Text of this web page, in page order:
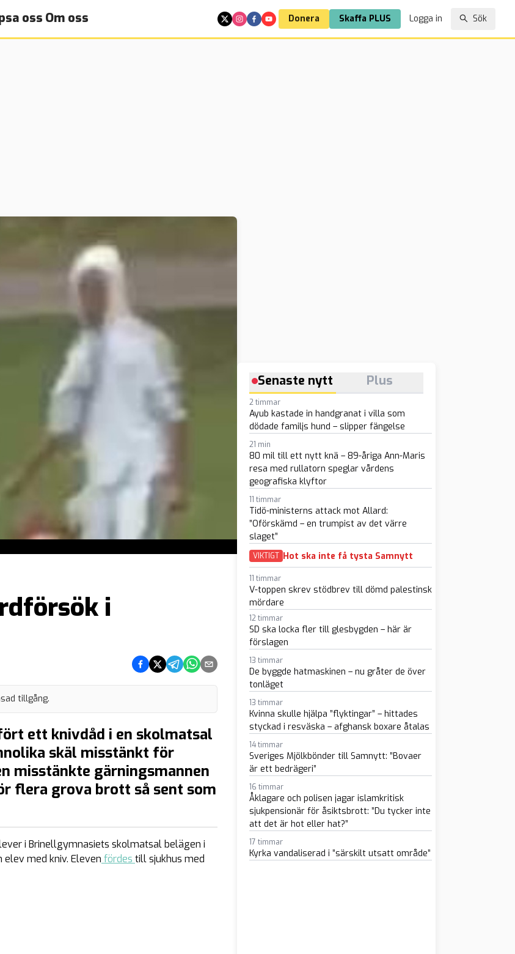
oss Om oss Donera Skaffa PLUS Logga in Sök
i
Dela på Facebook
Dela på Twitter
Dela på Telegram
Dela på Whatsapp
Dela via e-post
tillgång.
ett knivdåd i en skolmatsal
skäl misstänkt för
misstänkte gärningsmannen
flera grova brott så sent som
i Brinellgymnasiets skolmatsal belägen i
elev med kniv. Eleven fördes till sjukhus med
Senaste nytt Plus
2 timmar
Ayub kastade in handgranat i villa som
dödade familjs hund – slipper fängelse
21 min
80 mil till ett nytt knä – 89-åriga Ann-Maris
resa med rullatorn speglar vårdens
geografiska klyftor
11 timmar
Tidö-ministerns attack mot Allard:
”Oförskämd – en trumpist av det värre
slaget”
VIKTIGT Hot ska inte få tysta Samnytt
11 timmar
V-toppen skrev stödbrev till dömd palestinsk
mördare
12 timmar
SD ska locka fler till glesbygden – här är
förslagen
13 timmar
De byggde hatmaskinen – nu gråter de över
tonläget
13 timmar
Kvinna skulle hjälpa ”flyktingar” – hittades
styckad i resväska – afghansk boxare åtalas
14 timmar
Sveriges Mjölkbönder till Samnytt: ”Bovaer
är ett bedrägeri”
16 timmar
Åklagare och polisen jagar islamkritisk
sjukpensionär för åsiktsbrott: ”Du tycker inte
att det är hot eller hat?”
17 timmar
Kyrka vandaliserad i ”särskilt utsatt område”